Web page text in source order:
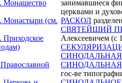
Монашество
Монастыри (см.
Приходское
занимавшиеся
церквами и
РАСКОЛ
СВЯТЕЙШИЙ
Алексеевичем (с
СИНОДАЛЬНАЯ
гос-ве